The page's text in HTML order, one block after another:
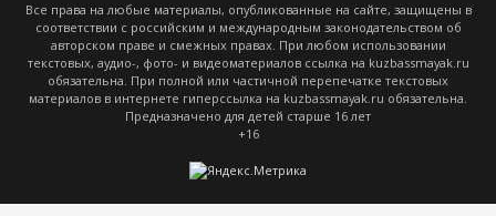
Все права на любые материалы, опубликованные на сайте, защищены в
соответствии с российским и международным законодательством об
авторском праве и смежных правах. При любом использовании
текстовых, аудио-, фото- и видеоматериалов ссылка на kuzbassmayak.ru
обязательна. При полной или частичной перепечатке текстовых
материалов в интернете гиперссылка на kuzbassmayak.ru обязательна.
Предназначено для детей старше 16 лет
+16